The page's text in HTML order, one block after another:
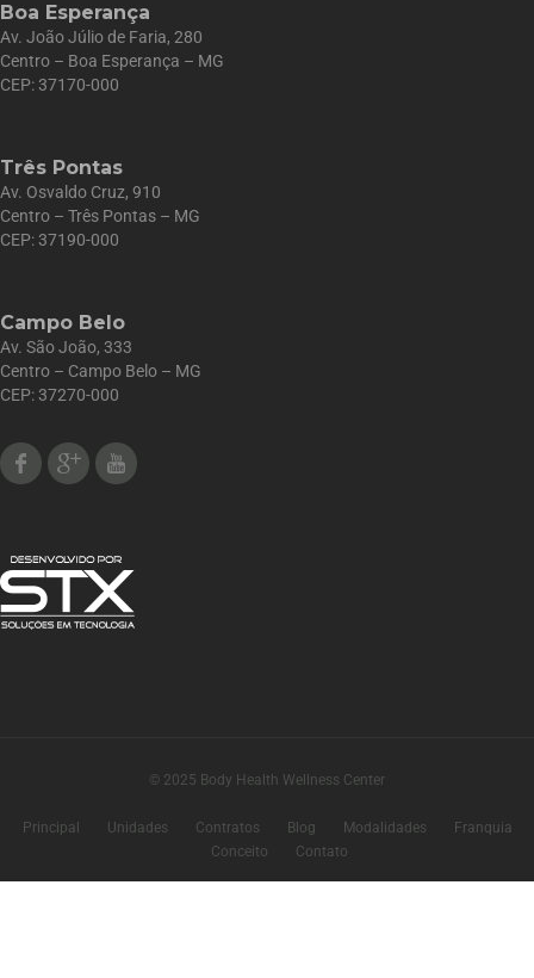
Boa Esperança
Av. João Júlio de Faria, 280
Centro – Boa Esperança – MG
CEP: 37170-000
Três Pontas
Av. Osvaldo Cruz, 910
Centro – Três Pontas – MG
CEP: 37190-000
Campo Belo
Av. São João, 333
Centro – Campo Belo – MG
CEP: 37270-000
FacebookGoogle Plus
© 2025 Body Health Wellness Center
Principal Unidades Contratos Blog Modalidades
Franquia
Conceito
Contato